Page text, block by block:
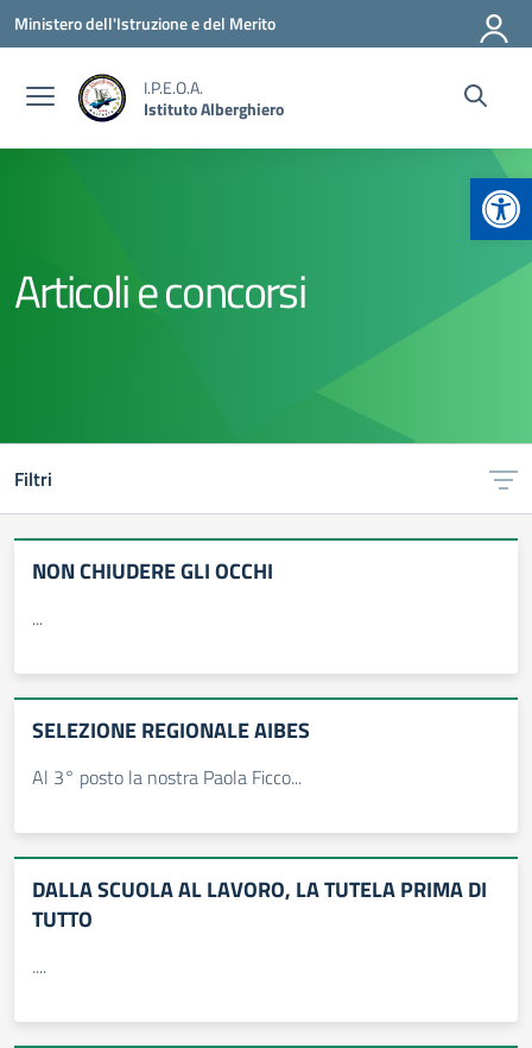
Vai ai contenuti
Vai al menu di navigazione
Vai al footer
Ministero dell'Istruzione e del Merito
I.P.E.O.A.
Istituto Alberghiero
Articoli e concorsi
Filtri
NON CHIUDERE GLI OCCHI
...
SELEZIONE REGIONALE AIBES
Al 3° posto la nostra Paola Ficco...
DALLA SCUOLA AL LAVORO, LA TUTELA PRIMA DI
TUTTO
....